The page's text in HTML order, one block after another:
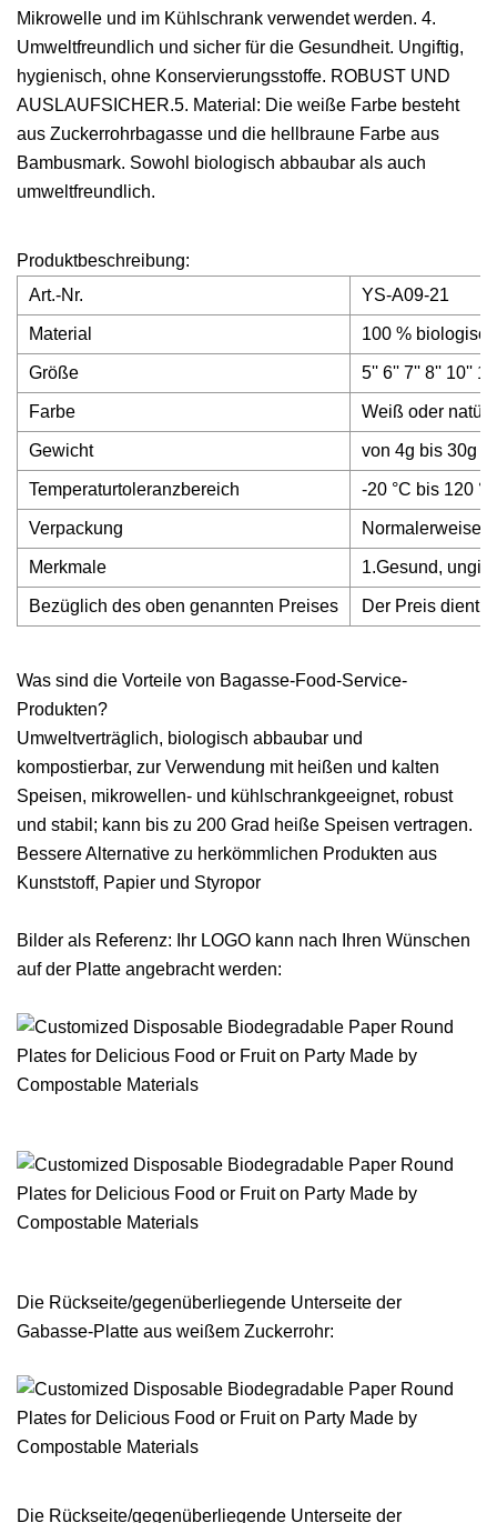
Mikrowelle und im Kühlschrank verwendet werden. 4.
Umweltfreundlich und sicher für die Gesundheit. Ungiftig,
hygienisch, ohne Konservierungsstoffe. ROBUST UND
AUSLAUFSICHER.5. Material: Die weiße Farbe besteht
aus Zuckerrohrbagasse und die hellbraune Farbe aus
Bambusmark. Sowohl biologisch abbaubar als auch
umweltfreundlich.
Produktbeschreibung:
Art.-Nr.
YS-A09-21
Material 100 %
Größe 5'' 6'' 7'' 8'' 10''
Farbe Weiß oder
Gewicht von 4g bis 30g
Temperaturtoleranzbereich -20 °C bis 120 °C
Verpackung Normalerweise
Merkmale 1.Gesund,
Bezüglich des oben genannten Preises Der Preis dient
Was sind die Vorteile von Bagasse-Food-Service-
Produkten?
Umweltverträglich, biologisch abbaubar und
kompostierbar, zur Verwendung mit heißen und kalten
Speisen, mikrowellen- und kühlschrankgeeignet, robust
und stabil; kann bis zu 200 Grad heiße Speisen vertragen.
Bessere Alternative zu herkömmlichen Produkten aus
Kunststoff, Papier und Styropor
Bilder als Referenz: Ihr LOGO kann nach Ihren Wünschen
auf der Platte angebracht werden:
Die Rückseite/gegenüberliegende Unterseite der
Gabasse-Platte aus weißem Zuckerrohr:
Die Rückseite/gegenüberliegende Unterseite der